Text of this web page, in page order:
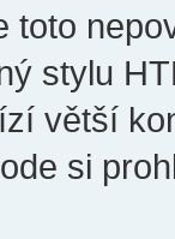
toto
stylu
větší
si